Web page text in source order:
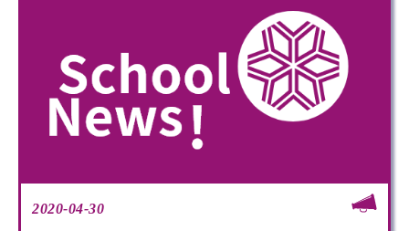
2020-04-30